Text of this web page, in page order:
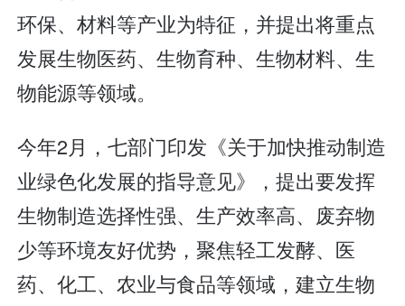
环保、材料等产业为特征，并提出将重点
发展生物医药、生物育种、生物材料、生
物能源等领域。
今年2月，七部门印发《关于加快推动制造
业绿色化发展的指导意见》，提出要发挥
生物制造选择性强、生产效率高、废弃物
少等环境友好优势，聚焦轻工发酵、医
药、化工、农业与食品等领域，建立生物